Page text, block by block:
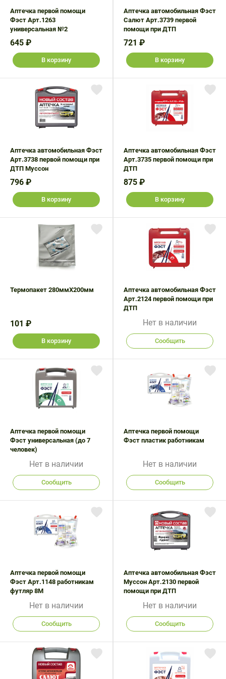
Аптечка первой помощи
Фэст Арт.1263
универсальная №2
645 ₽
В корзину
Аптечка автомобильная Фэст
Салют Арт.3739 первой
помощи при ДТП
721 ₽
В корзину
Аптечка автомобильная Фэст
Арт.3738 первой помощи при
ДТП Муссон
796 ₽
В корзину
Аптечка автомобильная Фэст
Арт.3735 первой помощи при
ДТП
875 ₽
В корзину
Термопакет 280ммX200мм
101 ₽
В корзину
Аптечка автомобильная Фэст
Арт.2124 первой помощи при
ДТП
Нет в наличии
Сообщить
Аптечка первой помощи
Фэст универсальная (до 7
человек)
Нет в наличии
Сообщить
Аптечка первой помощи
Фэст пластик работникам
Нет в наличии
Сообщить
Аптечка первой помощи
Фэст Арт.1148 работникам
футляр 8М
Нет в наличии
Сообщить
Аптечка автомобильная Фэст
Муссон Арт.2130 первой
помощи при ДТП
Нет в наличии
Сообщить
Противоаллергические
препараты
Противовоспалительные
препараты
Противогрибковые
препараты
Противоопухолевые
препараты
Противопаразитарные
препараты
Растительные
Сердечно-
сосудистые
препараты
Средства
от
алкоголизма
Стоматологические
препараты
комплексы
простуде
Пробиотики
Сахарный
диабет
Тонизирующие
Фиточай/